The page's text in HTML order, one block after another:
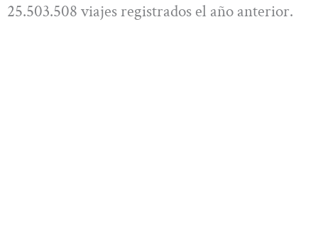
25.503.508 viajes registrados el año anterior.